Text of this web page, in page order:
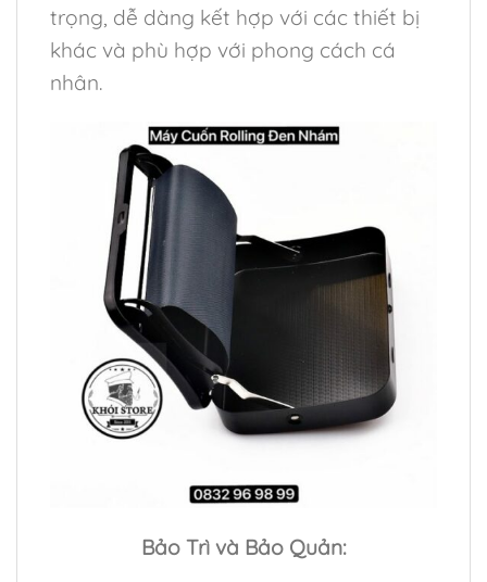
trọng, dễ dàng kết hợp với các thiết bị
khác và phù hợp với phong cách cá
nhân.
Bảo Trì và Bảo Quản: